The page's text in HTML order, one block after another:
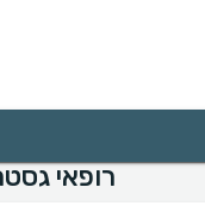
רופאי